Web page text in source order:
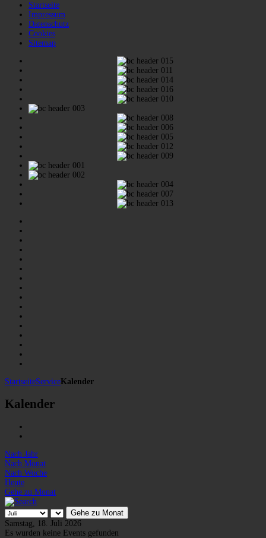
Startseite
Impressum
Datenschutz
Cookies
Sitemap
StartseiteService Kalender
Kalender
Nach Jahr
Nach Monat
Nach Woche
Heute
Gehe zu Monat
Gehe zu Monat
Samstag, 18. Juli 2026
Es wurden keine Events gefunden